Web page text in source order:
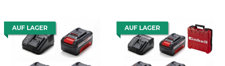
AUF LAGER AUF LAGER